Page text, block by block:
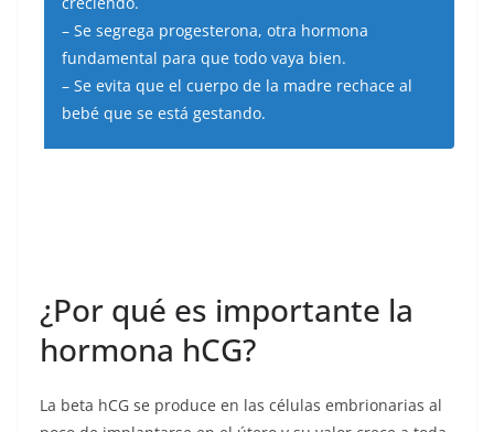
– Se segrega progesterona, otra hormona
fundamental para que todo vaya bien.
– Se evita que el cuerpo de la madre rechace al
bebé que se está gestando.
¿Por qué es importante la
hormona hCG?
La beta hCG se produce en las células embrionarias al